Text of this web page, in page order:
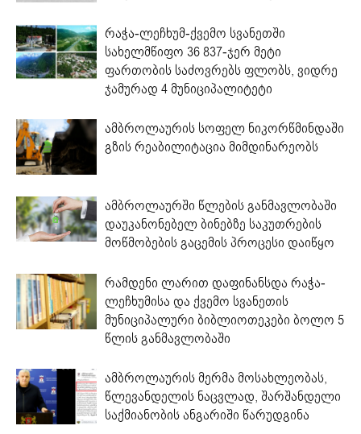
რაჭა-ლეჩხუმ-ქვემო სვანეთში
სახელმწიფო 36 837-ჯერ მეტი
ფართობის საძოვრებს ფლობს, ვიდრე
ჯამურად 4 მუნიციპალიტეტი
ამბროლაურის სოფელ ნიკორწმინდაში
გზის რეაბილიტაცია მიმდინარეობს
ამბროლაურში წლების განმავლობაში
დაუკანონებელ ბინებზე საკუთრების
მოწმობების გაცემის პროცესი დაიწყო
რამდენი ლარით დაფინანსდა რაჭა-
ლეჩხუმისა და ქვემო სვანეთის
მუნიციპალური ბიბლიოთეკები ბოლო 5
წლის განმავლობაში
ამბროლაურის მერმა მოსახლეობას,
წლევანდელის ნაცვლად, შარშანდელი
საქმიანობის ანგარიში წარუდგინა